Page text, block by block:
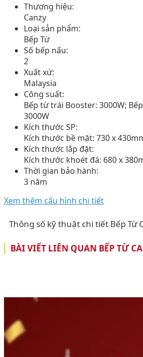
Thương hiệu:
Canzy
Loại sản phẩm:
Bếp Từ
Số bếp nấu:
2
Xuất xứ:
Malaysia
Công suất:
Bếp từ trái Booster: 3000W;
3000W
Kích thước SP:
Kích thước bề mặt: 730 x
Kích thước lắp đặt:
Kích thước khoét đá: 680 x
Thời gian bảo hành:
3 năm
Xem thêm cấu hình chi tiết
Thông số kỹ thuật chi tiết Bếp Từ
BÀI VIẾT LIÊN QUAN BẾP TỪ